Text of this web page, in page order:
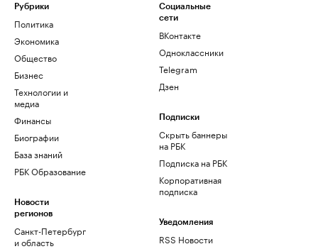
Рубрики
Политика
Экономика
Общество
Бизнес
Технологии и
медиа
Финансы
Биографии
База знаний
РБК Образование
Новости
регионов
Санкт-Петербург
и область
Социальные
сети
ВКонтакте
Одноклассники
Telegram
Дзен
Подписки
Скрыть баннеры
на РБК
Подписка на РБК
Корпоративная
подписка
Уведомления
RSS Новости